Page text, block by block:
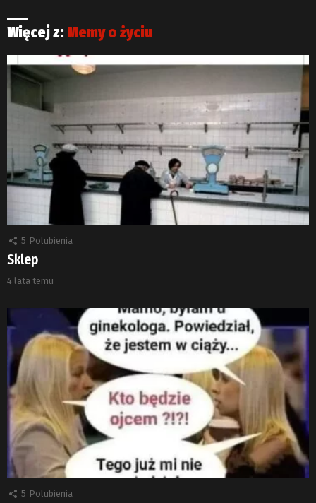
Więcej z: Memy o życiu
5 Polubienia
Sklep
4 lata temu
5 Polubienia